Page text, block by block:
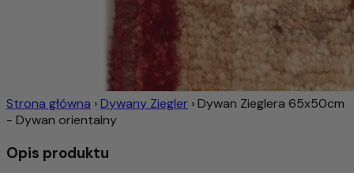
Strona główna ›Dywany Ziegler ›Dywan Zieglera 65x50cm
- Dywan orientalny
Opis produktu